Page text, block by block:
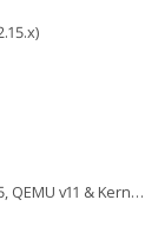
v11 & Kernel v7)